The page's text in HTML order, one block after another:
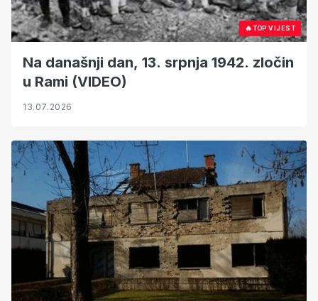
🔥TOP VIJEST
Na današnji dan, 13. srpnja 1942. zločin
u Rami (VIDEO)
13.07.2026